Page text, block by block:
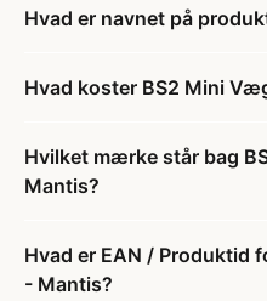
Hvad er navnet på
Hvad koster BS2 Mini
Hvilket mærke står bag
Mantis?
Hvad er EAN / Produktid
- Mantis?